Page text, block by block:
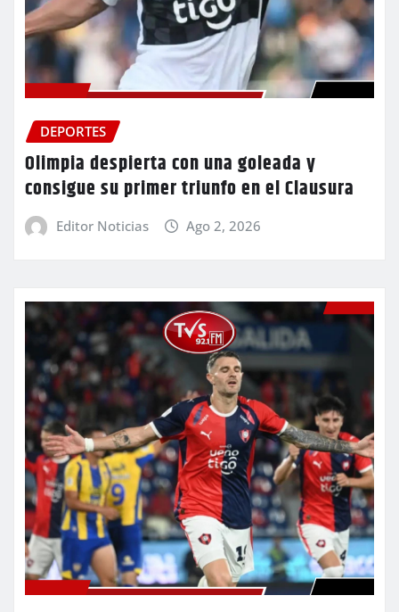
DEPORTES
Olimpia despierta con una goleada y
consigue su primer triunfo en el Clausura
Editor Noticias Ago 2, 2026